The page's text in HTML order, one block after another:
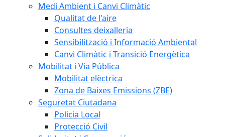
Medi Ambient i Canvi Climàtic
Qualitat de l'aire
Consultes deixalleria
Sensibilització i Informació Ambiental
Canvi Climàtic i Transició Energètica
Mobilitat i Via Pública
Mobilitat elèctrica
Zona de Baixes Emissions (ZBE)
Seguretat Ciutadana
Policia Local
Protecció Civil